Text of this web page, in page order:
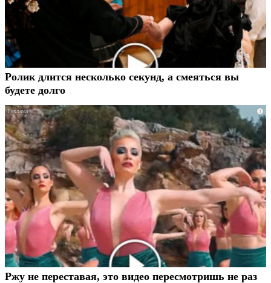
Ролик длится несколько секунд, а смеяться вы
будете долго
i
Ржу не переставая, это видео пересмотришь не раз